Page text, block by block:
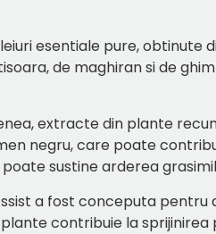
esentiale pure,
de maghiran si de
extracte din plante
negru, care poate
sustine arderea
a fost conceputa
contribuie la